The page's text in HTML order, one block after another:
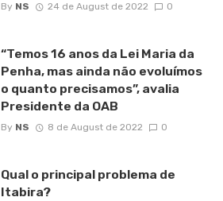
By NS 24 de August de 2022 0
“Temos 16 anos da Lei Maria da
Penha, mas ainda não evoluímos
o quanto precisamos”, avalia
Presidente da OAB
By NS 8 de August de 2022 0
Qual o principal problema de
Itabira?